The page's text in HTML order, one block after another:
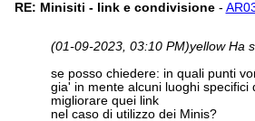
RE: Minisiti - link e condivisione-
(01-09-2023, 03:10 PM)yellow Ha
se posso chiedere: in quali punti
gia' in mente alcuni luoghi specifici
migliorare quei link
nel caso di utilizzo dei Minis?